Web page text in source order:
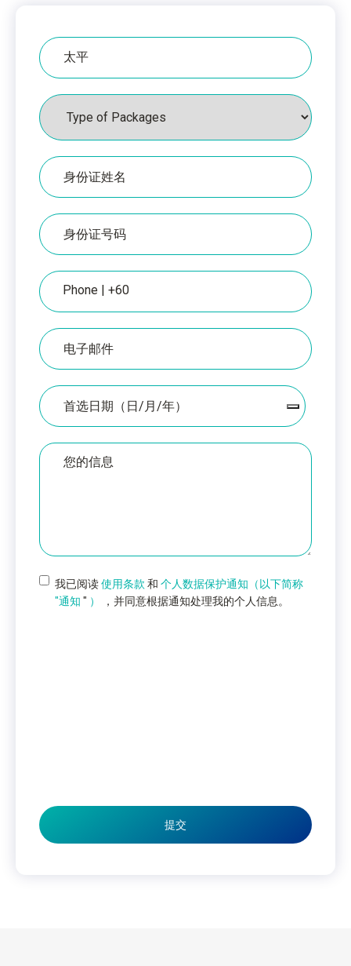
医
院
配
套
身
份
证
上
的
姓
IC
编
号
电
话
电
子
邮
件
日
期
您
我已阅读使用条款 和 个人数据保护通知（以下简称
"通知 " ） ，并同意根据通知处理我的个人信息。
提交